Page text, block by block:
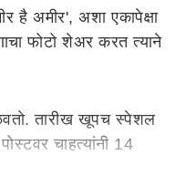
है अमीर', अशा एकापेक्षा
फोटो शेअर करत त्याने
तारीख खूपच स्पेशल
चाहत्यांनी 14